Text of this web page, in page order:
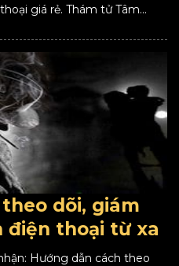
giá rẻ. Thám tử Tâm...
dõi, giám
điện thoại từ xa
Hướng dẫn cách theo